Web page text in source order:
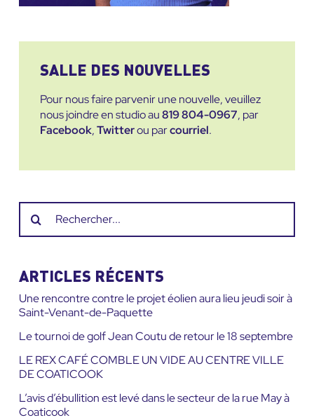
SALLE DES NOUVELLES
Pour nous faire parvenir une nouvelle, veuillez
nous joindre en studio au819 804-0967, par
Facebook,Twitterou parcourriel.
Recherche
site
:
ARTICLES RÉCENTS
Une rencontre contre le projet éolien aura lieu jeudi soir à
Saint-Venant-de-Paquette
Le tournoi de golf Jean Coutu de retour le 18 septembre
LE REX CAFÉ COMBLE UN VIDE AU CENTRE VILLE
DE COATICOOK
L’avis d’ébullition est levé dans le secteur de la rue May à
Coaticook